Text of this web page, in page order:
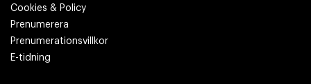
Cookies & Policy
Prenumerera
Prenumerationsvillkor
E-tidning